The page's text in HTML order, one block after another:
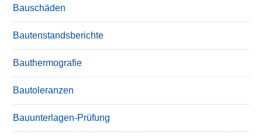
Bauschäden
Bautenstandsberichte
Bauthermografie
Bautoleranzen
Bauunterlagen-Prüfung